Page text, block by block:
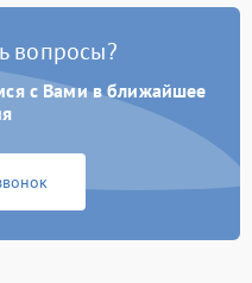
₽ Подробнее →
₽
вопросы?
с Вами в ближайшее